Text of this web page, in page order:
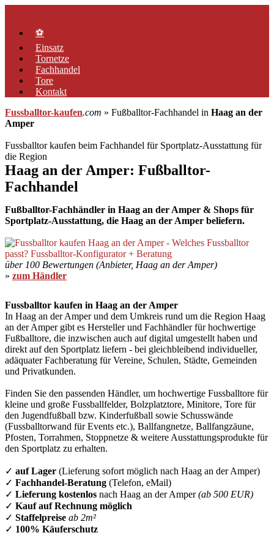
springen⚽
Einsatz
Tornetze
Fachhandel
Tore
Kontakt
Fussballtor-kaufen.com » Fußballtor-Fachhandel in Haag an der
Amper
Fussballtor kaufen beim Fachhandel für Sportplatz-Ausstattung für
die Region
Haag an der Amper: Fußballtor-
Fachhandel
Fußballtor-Fachhändler in Haag an der Amper & Shops für
Sportplatz-Ausstattung, die Haag an der Amper beliefern.
über 100 Bewertungen (Anbieter, Haag an der Amper)
» zum Händler
Fussballtor kaufen in Haag an der Amper
In Haag an der Amper und dem Umkreis rund um die Region Haag
an der Amper gibt es Hersteller und Fachhändler für hochwertige
Fußballtore, die inzwischen auch auf digital umgestellt haben und
direkt auf den Sportplatz liefern - bei gleichbleibend individueller,
adäquater Fachberatung für Vereine, Schulen, Städte, Gemeinden
und Privatkunden.
Finden Sie den passenden Händler, um hochwertige Fussballtore für
kleine und große Fussballfelder, Bolzplatztore, Minitore, Tore für
den Jugendfußball bzw. Kinderfußball sowie Schusswände
(Fussballtorwand für Events etc.), Ballfangnetze, Ballfangzäune,
Pfosten, Torrahmen, Stoppnetze & weitere Ausstattungsprodukte für
den Sportplatz zu erhalten.
✓ auf Lager (Lieferung sofort möglich nach Haag an der Amper)
✓ Fachhandel-Beratung (Telefon, eMail)
✓ Lieferung kostenlos nach Haag an der Amper(ab 500 EUR)
✓ Kauf auf Rechnung möglich
✓ Staffelpreise ab 2m²
✓ 100% Käuferschutz